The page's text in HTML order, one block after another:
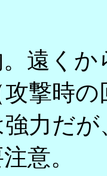
遠く
撃時
力だ
意。